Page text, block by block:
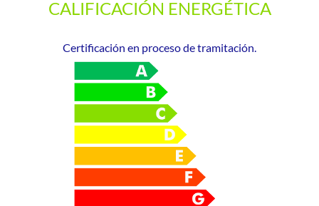
CALIFICACIÓN ENERGÉTICA
Certificación en proceso de tramitación.